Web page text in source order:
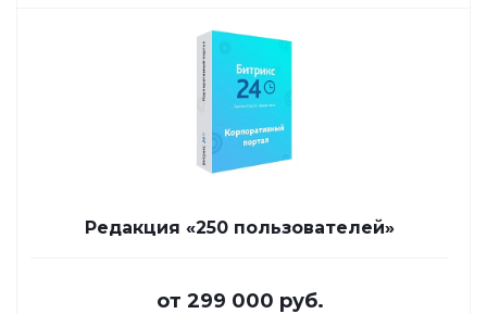
Редакция «250 пользователей»
от 299 000 руб.